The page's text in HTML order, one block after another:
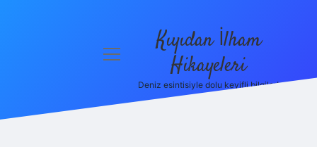
menüyü
Kıyıdan İlham
Hikayeleri
Deniz esintisiyle dolu keyifli bilgiler!